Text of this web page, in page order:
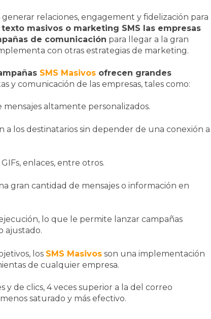
generar relaciones, engagement y fidelización para
masivos o marketing SMS las empresas
de comunicación para llegar a la gran
con otras estrategias de marketing.
SMS Masivos ofrecen grandes
y comunicación de las empresas, tales como:
mensajes altamente personalizados.
a los destinatarios sin depender de una conexión a
enlaces, entre otros.
gran cantidad de mensajes o información en
lo que le permite lanzar campañas
ajustado.
los SMS Masivos son una implementación
de cualquier empresa.
de clics, 4 veces superior a la del correo
saturado y más efectivo.